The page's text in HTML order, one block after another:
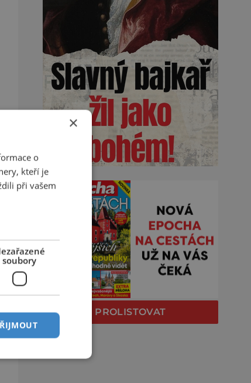
PROLISTOVAT
×
o
kteří je
při vašem
soubory